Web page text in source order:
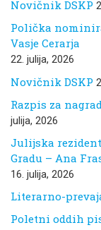
Novičnik DSKP
Polička
Vasje Cerarja
22. julija, 2026
Novičnik DSKP
Razpis za
julija, 2026
Julijska
Gradu – Ana
16. julija, 2026
Literarno-
Poletni oddih